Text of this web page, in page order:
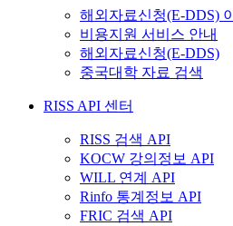
해외자료신청(E-DDS)
비용지원 서비스 안내
해외자료신청(E-DDS)
중국대학 자료 검색
RISS API 센터
RISS 검색 API
KOCW 강의정보 API
WILL 연계 API
Rinfo 통계정보 API
FRIC 검색 API